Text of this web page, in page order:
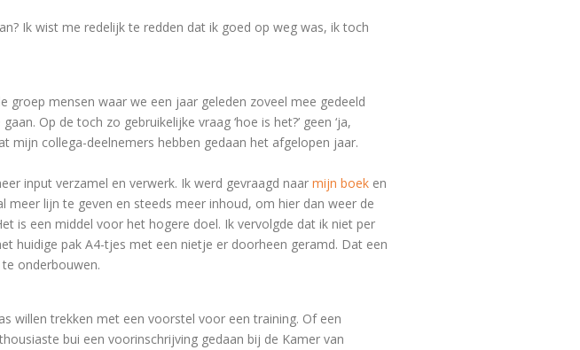
Ik wist me redelijk te redden dat ik goed op weg was, ik toch
groep mensen waar we een jaar geleden zoveel mee gedeeld
Op de toch zo gebruikelijke vraag ‘hoe is het?’ geen ‘ja,
mijn collega-deelnemers hebben gedaan het afgelopen jaar.
input verzamel en verwerk. Ik werd gevraagd naar mijn boek en
lijn te geven en steeds meer inhoud, om hier dan weer de
is een middel voor het hogere doel. Ik vervolgde dat ik niet per
huidige pak A4-tjes met een nietje er doorheen geramd. Dat een
onderbouwen.
willen trekken met een voorstel voor een training. Of een
bui een voorinschrijving gedaan bij de Kamer van